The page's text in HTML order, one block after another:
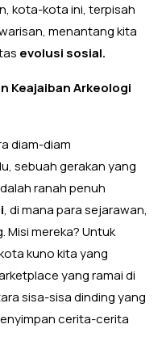
kota-kota ini, terpisah
menantang kita
evolusi sosial.
Keajaiban Arkeologi
diam-diam
sebuah gerakan yang
ranah penuh
, di mana para sejarawan,
Misi mereka? Untuk
kuno kita yang
yang ramai di
sisa-sisa dinding yang
cerita-cerita